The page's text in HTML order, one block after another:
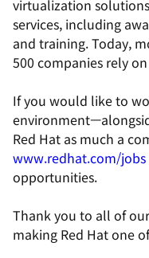
virtualization
services, including
and training. Today,
500 companies rely
If you would like to
Red Hat as much a
www.redhat.com/jobs
opportunities.
Thank you to all of
making Red Hat one